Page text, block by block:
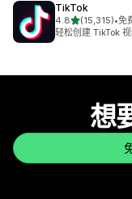
TikTok
4.8星（满分 5 星
(15,315)
总共 15315 条评论
•免
轻松创建 TikTok
想